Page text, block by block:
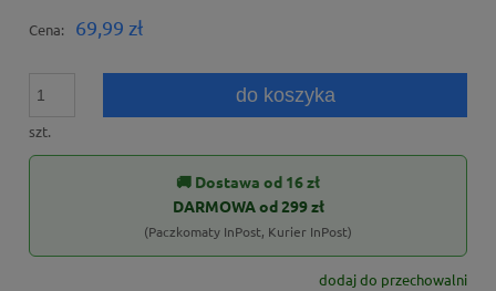
Cena: 69,99 zł
szt.
do koszyka
🚚 Dostawa od 16 zł
DARMOWA od 299 zł
(Paczkomaty InPost, Kurier InPost)
dodaj do przechowalni